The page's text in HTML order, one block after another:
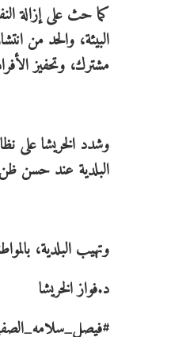
‏كما حث على إزالة
البيئة، والحد من
مشترك، وتحفيز
‏وشدد الخريشا على
البلدية عند حسن ظن
‏وتهيب البلدية،
د.فواز الخريشا